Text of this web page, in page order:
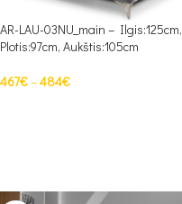
AR-LAU-03NU_main – Ilgis:125cm,
Plotis:97cm, Aukštis:105cm
467€–484€